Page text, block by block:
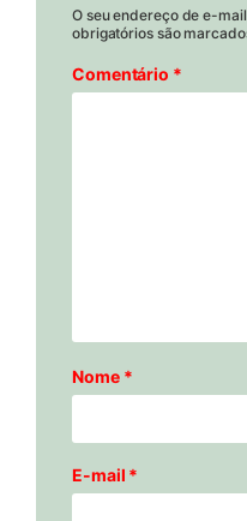
O seu endereço de e-
obrigatórios são
Comentário *
Nome *
E-mail *